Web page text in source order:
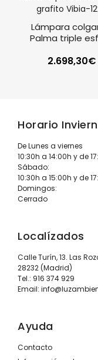
Lámpara
Palma triple
2.698,30€
Horario
De Lunes a viernes
10:30h a 14:00h y de
Sábado:
10:30h a 15:00h y de
Domingos:
Cerrado
Localízados
Calle Turín, 13. Las
28232 (Madrid)
Tel.: 916 374 929
Email:
Ayuda
Contacto